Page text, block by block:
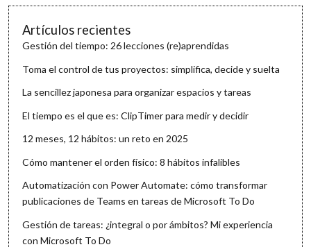
Artículos recientes
Gestión del tiempo: 26 lecciones (re)aprendidas
Toma el control de tus proyectos: simplifica, decide y suelta
La sencillez japonesa para organizar espacios y tareas
El tiempo es el que es: ClipTimer para medir y decidir
12 meses, 12 hábitos: un reto en 2025
Cómo mantener el orden físico: 8 hábitos infalibles
Automatización con Power Automate: cómo transformar
publicaciones de Teams en tareas de Microsoft To Do
Gestión de tareas: ¿integral o por ámbitos? Mi experiencia
con Microsoft To Do